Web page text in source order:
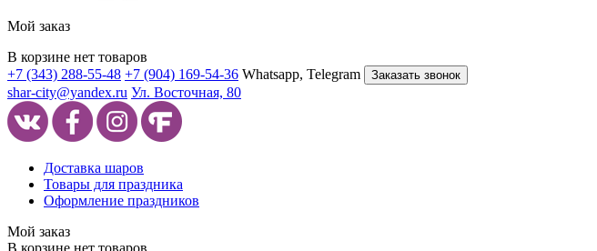
Мой заказ
В корзине нет товаров
+7 (343) 288-55-48 +7 (904) 169-54-36 Whatsapp, Telegram Заказать звонок
shar-city@yandex.ru Ул. Восточная, 80
Доставка шаров
Товары для праздника
Оформление праздников
Мой заказ
В корзине нет товаров